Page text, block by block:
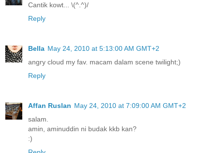
Cantik kowt... \(^.^)/
Reply
Bella May 24, 2010 at 5:13:00 AM GMT+2
angry cloud my fav. macam dalam scene twilight;)
Reply
Affan Ruslan May 24, 2010 at 7:09:00 AM GMT+2
salam.
amin, aminuddin ni budak kkb kan?
:)